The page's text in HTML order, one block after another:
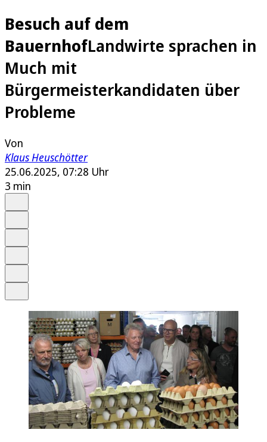
Besuch auf dem
BauernhofLandwirte sprachen in
Much mit
Bürgermeisterkandidaten über
Probleme
Von
Klaus Heuschötter
25.06.2025, 07:28 Uhr
3 min